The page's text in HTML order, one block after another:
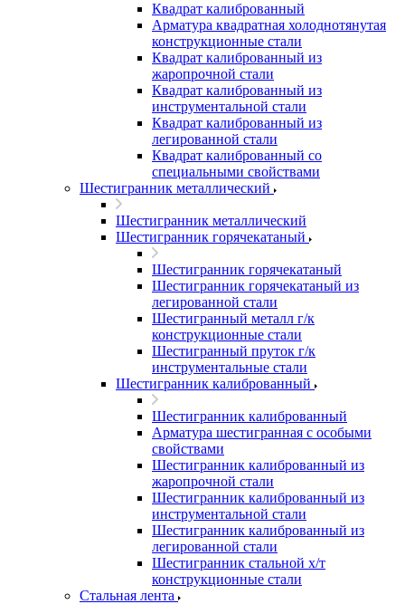
Квадрат калиброванный
Арматура квадратная холоднотянутая
конструкционные стали
Квадрат калиброванный из
жаропрочной стали
Квадрат калиброванный из
инструментальной стали
Квадрат калиброванный из
легированной стали
Квадрат калиброванный со
специальными свойствами
Шестигранник металлический
Шестигранник металлический
Шестигранник горячекатаный
Шестигранник горячекатаный
Шестигранник горячекатаный из
легированной стали
Шестигранный металл г/к
конструкционные стали
Шестигранный пруток г/к
инструментальные стали
Шестигранник калиброванный
Шестигранник калиброванный
Арматура шестигранная с особыми
свойствами
Шестигранник калиброванный из
жаропрочной стали
Шестигранник калиброванный из
инструментальной стали
Шестигранник калиброванный из
легированной стали
Шестигранник стальной х/т
конструкционные стали
Стальная лента